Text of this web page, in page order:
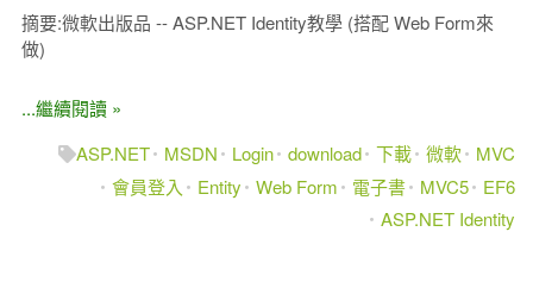
摘要:微軟出版品 -- ASP.NET Identity教學 (搭配 Web Form來
做)
...繼續閱讀 »
ASP.NET
MSDN Login download 下載 微軟
MVC
會員登入
Entity Web Form 電子書 MVC5
EF6
ASP.NET Identity